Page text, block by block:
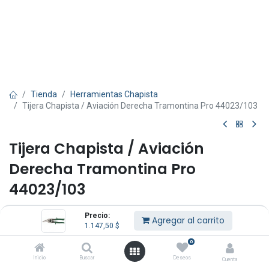
Precio:
1.147,50 $ Agregar al carrito
Inicio Buscar
0
Deseos Cuenta
Tienda
Herramientas Chapista
Tijera Chapista / Aviación Derecha Tramontina Pro 44023/103
Tijera Chapista / Aviación
Derecha Tramontina Pro
44023/103
(0 reseña)
Láminas forjadas en acero cromo molibdeno. Mango en acero
carbono. Temple por inducción en el hilo de corte. Acabado
satinado. Mangos con revestimiento especial. Traba de seguridad.
Corte derecho. Asme B107.16. Soporte plástico. Tamaño: 10".